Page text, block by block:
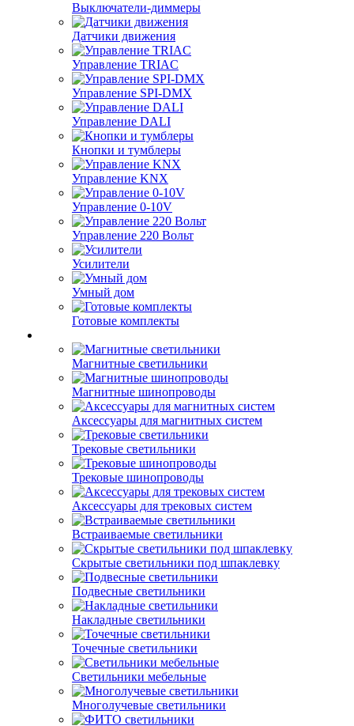
Выключатели-диммеры
Датчики движения
Управление TRIAC
Управление SPI-DMX
Управление DALI
Кнопки и тумблеры
Управление KNX
Управление 0-10V
Управление 220 Вольт
Усилители
Умный дом
Готовые комплекты
Магнитные светильники
Магнитные шинопроводы
Аксессуары для магнитных систем
Трековые светильники
Трековые шинопроводы
Аксессуары для трековых систем
Встраиваемые светильники
Скрытые светильники под шпаклевку
Подвесные светильники
Накладные светильники
Точечные светильники
Светильники мебельные
Многолучевые светильники